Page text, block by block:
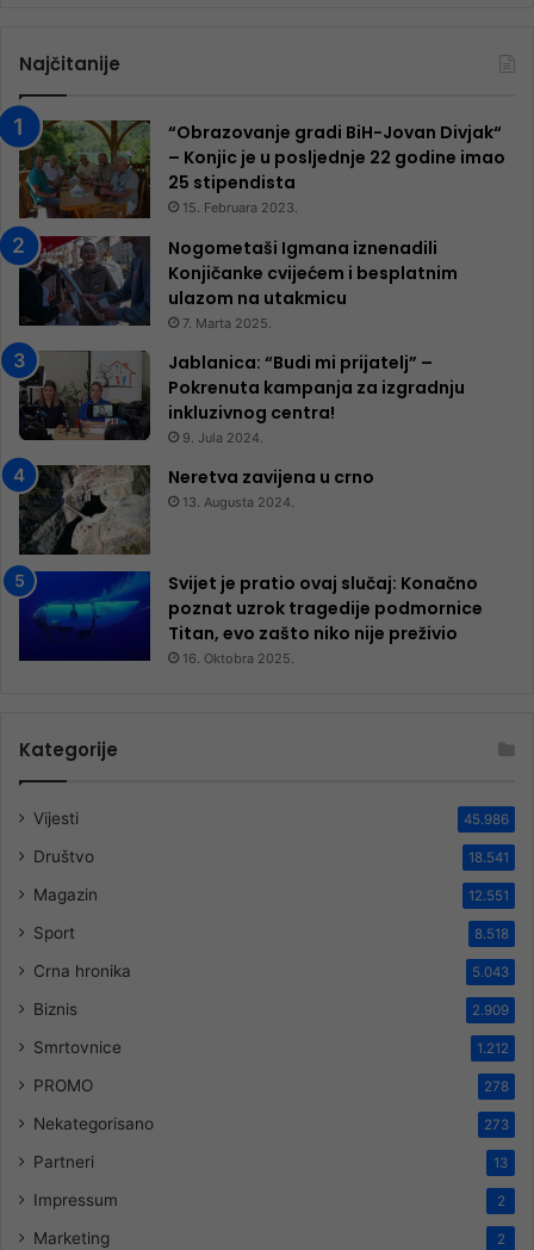
Najčitanije
“Obrazovanje gradi BiH-Jovan Divjak“
– Konjic je u posljednje 22 godine imao
25 ​​stipendista
15. Februara 2023.
Nogometaši Igmana iznenadili
Konjičanke cvijećem i besplatnim
ulazom na utakmicu
7. Marta 2025.
Jablanica: “Budi mi prijatelj” –
Pokrenuta kampanja za izgradnju
inkluzivnog centra!
9. Jula 2024.
Neretva zavijena u crno
13. Augusta 2024.
Svijet je pratio ovaj slučaj: Konačno
poznat uzrok tragedije podmornice
Titan, evo zašto niko nije preživio
16. Oktobra 2025.
Kategorije
Vijesti 45.986
Društvo 18.541
Magazin 12.551
Sport 8.518
Crna hronika 5.043
Biznis 2.909
Smrtovnice 1.212
PROMO 278
Nekategorisano 273
Partneri 13
Impressum 2
Marketing 2